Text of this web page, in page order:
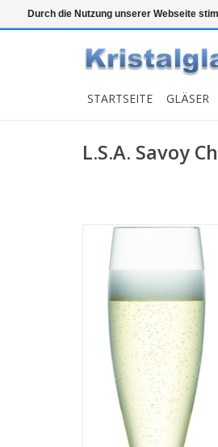
Top klasse Snelle
STARTSEITE GLÄSER
L.S.A. Savoy
Durch die Nutzung unserer Webseite